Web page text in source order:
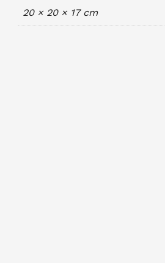
20 × 20 × 17 cm